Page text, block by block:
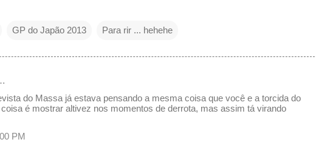
GP do Japão 2013 Para rir ... hehehe
do Massa já estava pensando a mesma coisa que você e a torcida do
é mostrar altivez nos momentos de derrota, mas assim tá virando
PM